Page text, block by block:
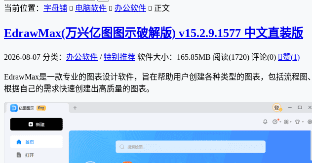
当前位置： 字母铺  电脑软件  办公软件  正文
EdrawMax(万兴亿图图示破解版) v15.2.9.1577 中文直装版
2026-08-07 分类： 办公软件 /特别推荐 软件大小：165.85MB 阅读(1720) 评论(0) 赞(1)
EdrawMax是一款专业的图表设计软件，旨在帮助用户创建各种类型的图表，包括流程
根据自己的需求快速创建出高质量的图表。